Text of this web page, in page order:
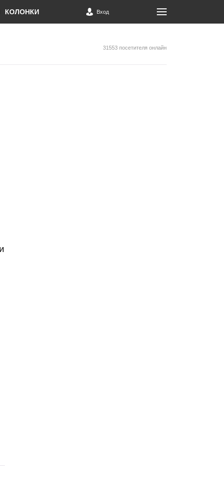
КОЛОНКИ Вход
31553 посетителя онлайн